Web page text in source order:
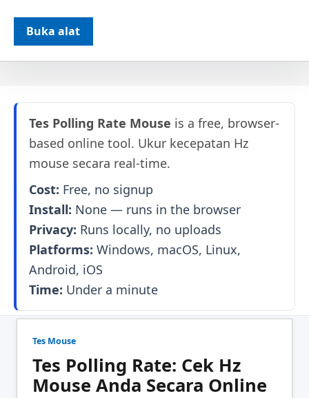
Buka alat
Tes Polling Rate Mouse is a free, browser-
based online tool. Ukur kecepatan Hz
mouse secara real-time.
Cost: Free, no signup
Install: None — runs in the browser
Privacy: Runs locally, no uploads
Platforms: Windows, macOS, Linux,
Android, iOS
Time: Under a minute
Tes Mouse
Tes Polling Rate: Cek Hz
Mouse Anda Secara Online